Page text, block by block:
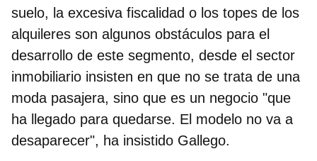
suelo, la excesiva fiscalidad o los topes de los
alquileres son algunos obstáculos para el
desarrollo de este segmento, desde el sector
inmobiliario insisten en que no se trata de una
moda pasajera, sino que es un negocio "que
ha llegado para quedarse. El modelo no va a
desaparecer", ha insistido Gallego.